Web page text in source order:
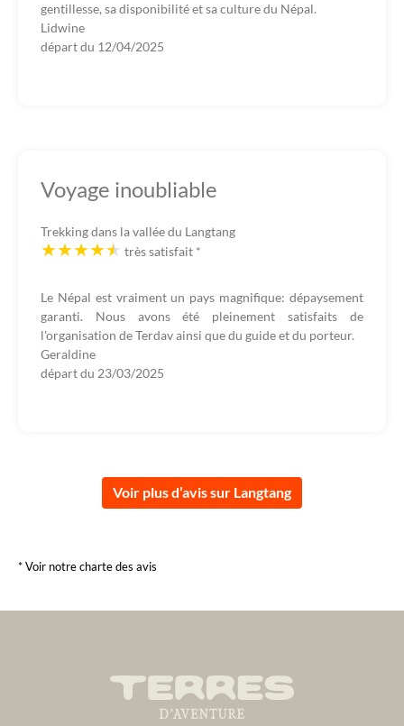
gentillesse, sa disponibilité et sa culture du Népal.
Lidwine
départ du 12/04/2025
Voyage inoubliable
Trekking dans la vallée du Langtang
très satisfait *
Le Népal est vraiment un pays magnifique: dépaysement
garanti. Nous avons été pleinement satisfaits de
l'organisation de Terdav ainsi que du guide et du porteur.
Geraldine
départ du 23/03/2025
Voir plus d’avis sur Langtang
* Voir notre charte des avis